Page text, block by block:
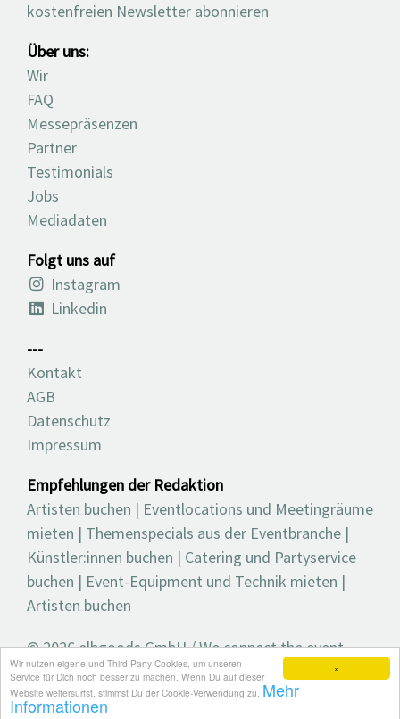
×
Wir nutzen eigene und Third-Party-Cookies, um unseren
Service für Dich noch besser zu machen. Wenn Du auf dieser
Website weitersurfst, stimmst Du der Cookie-Verwendung zu. Mehr
Informationen
kostenfreien Newsletter abonnieren
Über uns:
Wir
FAQ
Messepräsenzen
Partner
Testimonials
Jobs
Mediadaten
Folgt uns auf
Instagram
Linkedin
---
Kontakt
AGB
Datenschutz
Impressum
Empfehlungen der Redaktion
Artisten buchen | Eventlocations und Meetingräume
mieten | Themenspecials aus der Eventbranche |
Künstler:innen buchen | Catering und Partyservice
buchen | Event-Equipment und Technik mieten |
Artisten buchen
© 2026 elbgoods GmbH / We connect the event
industry / Medienvielfalt für die Eventplanung /
Eventbranchenbuch, Blog, Magazin und mehr